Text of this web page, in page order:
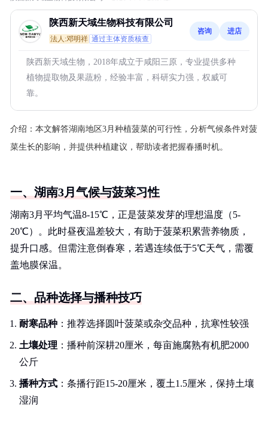
陕西新天域生物科技有限公司
法人:邓明祥 通过主体资质核查
咨询 进店
陕西新天域生物，2018年成立于咸阳三原，专业提供多种
植物提取物及果蔬粉，经验丰富，科研实力强，权威可
靠。
介绍： 本文解答湖南地区3月种植菠菜的可行性，分析气候条件对菠
菜生长的影响，并提供种植建议，帮助读者把握春播时机。
一、湖南3月气候与菠菜习性
湖南3月平均气温8-15℃，正是菠菜发芽的理想温度（5-
20℃）。此时昼夜温差较大，有助于菠菜积累营养物质，
提升口感。但需注意倒春寒，若遇连续低于5℃天气，需覆
盖地膜保温。
二、品种选择与播种技巧
耐寒品种 ：推荐选择圆叶菠菜或杂交品种，抗寒性较强
土壤处理 ：播种前深耕20厘米，每亩施腐熟有机肥2000
公斤
播种方式 ：条播行距15-20厘米，覆土1.5厘米，保持土壤
湿润